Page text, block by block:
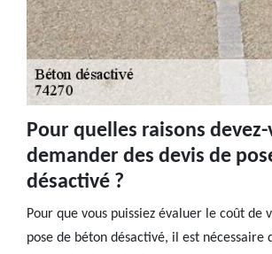
Pour quelles raisons devez-
demander des devis de
désactivé ?
Pour que vous puissiez évaluer le coût de
pose de béton désactivé, il est nécessaire